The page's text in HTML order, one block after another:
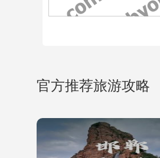
官方推荐旅游攻略